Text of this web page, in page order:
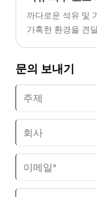
명을 18 개월에서
까다로운 석유 및
가혹한 환경을 견
문의 보내기